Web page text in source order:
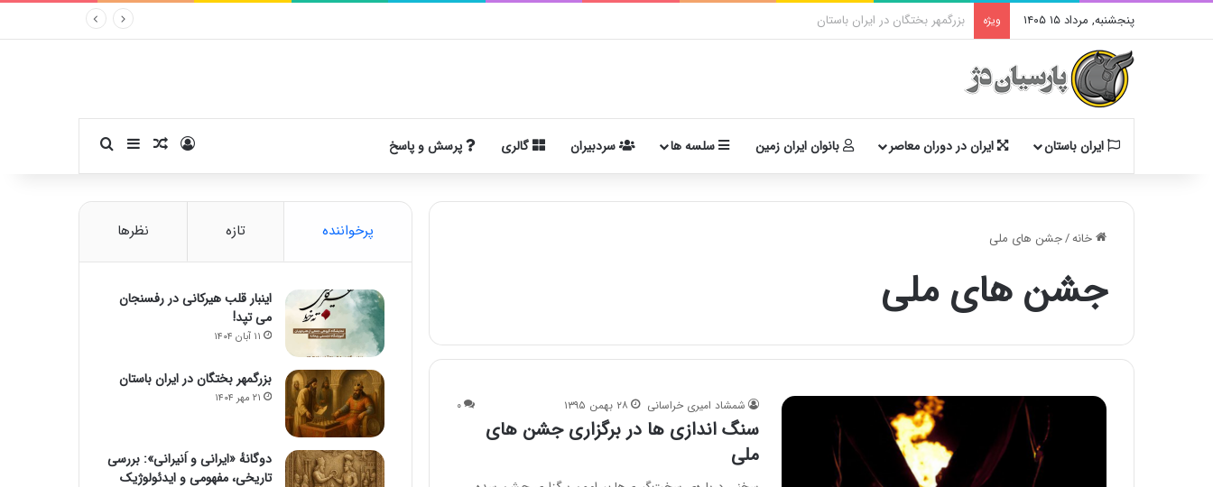
پنجشنبه, مرداد ۱۵ ۱۴۰۵ ویژه دوگانهٔ «ایرانی و اَنیرانی»: بررسی تاریخی، مفهومی و ایدئولوژیک
ایران باستان ایران در دوران معاصر بانوان ایران زمین سلسه ها سردبیران گالری پرسش و پاسخ ورودنوشته تصادفی
سایدبارجستجو برای
خانه/جشن های ملی
جشن های ملی
شمشاد امیری خراسانی ۲۸ بهمن ۱۳۹۵ ۰
سنگ اندازی ها در برگزاری جشن های
ملی
پرخواننده تازه نظرها
اینبار قلب هیرکانی در رفسنجان
می تپد!
۱۱ آبان ۱۴۰۴
بزرگمهر بختگان در ایران باستان
۲۱ مهر ۱۴۰۴
دوگانهٔ «ایرانی و اَنیرانی»: بررسی
تاریخی، مفهومی و ایدئولوژیک